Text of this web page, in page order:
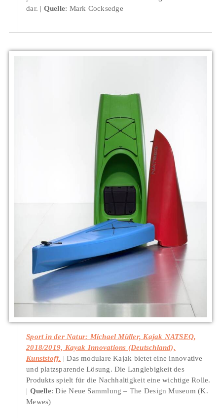
dar.
Quelle: Mark Cocksedge
Sport in der Natur: Michael Müller, Kajak NATSEQ,
2018/2019, Kayak Innovations (Deutschland),
Kunststoff.
Das modulare Kajak bietet eine innovative
und platzsparende Lösung. Die Langlebigkeit des
Produkts spielt für die Nachhaltigkeit eine wichtige Rolle.
Quelle: Die Neue Sammlung – The Design Museum (K.
Mewes)